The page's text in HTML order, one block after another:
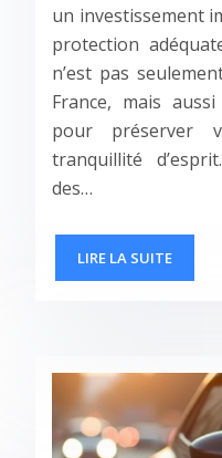
un investissement
protection
n’est pas
France, mais
pour préserver
tranquillité
des…
LIRE LA SUITE